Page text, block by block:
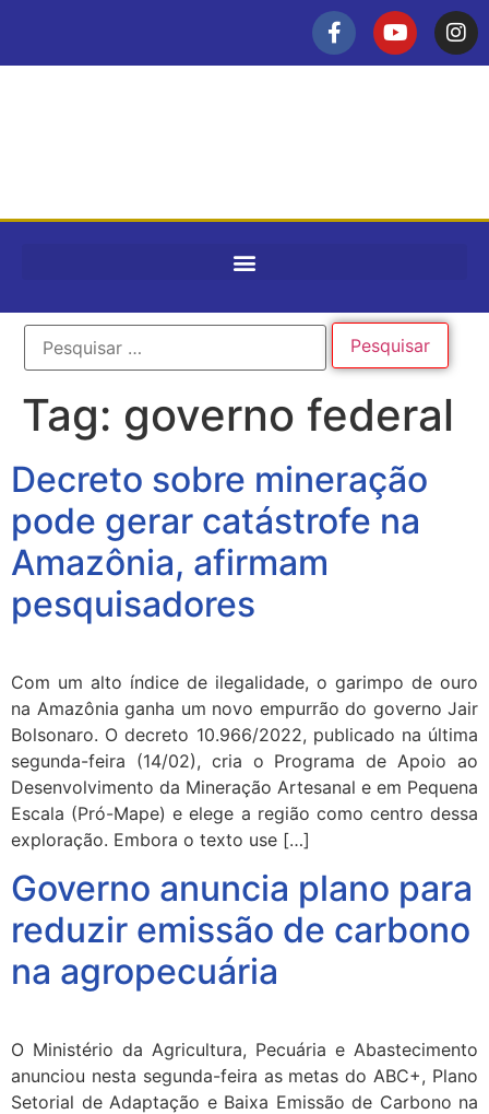
Tag: governo federal
Decreto sobre mineração
pode gerar catástrofe na
Amazônia, afirmam
pesquisadores
Com um alto índice de ilegalidade, o garimpo de ouro
na Amazônia ganha um novo empurrão do governo Jair
Bolsonaro. O decreto 10.966/2022, publicado na última
segunda-feira (14/02), cria o Programa de Apoio ao
Desenvolvimento da Mineração Artesanal e em Pequena
Escala (Pró-Mape) e elege a região como centro dessa
exploração. Embora o texto use […]
Governo anuncia plano para
reduzir emissão de carbono
na agropecuária
O Ministério da Agricultura, Pecuária e Abastecimento
anunciou nesta segunda-feira as metas do ABC+, Plano
Setorial de Adaptação e Baixa Emissão de Carbono na